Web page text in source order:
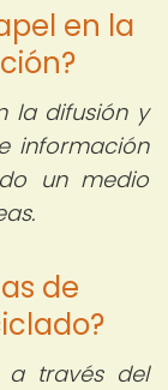
en la
la difusión y
información
un medio
de
a través del